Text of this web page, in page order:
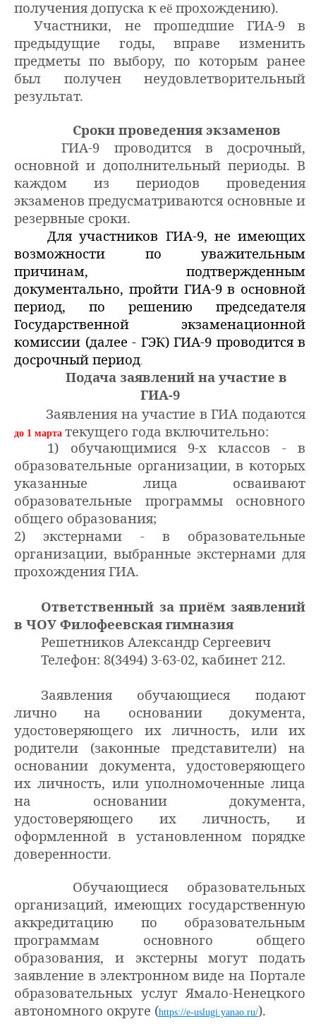
получения допуска к её прохождению).
Участники, не прошедшие ГИА-9 в
предыдущие годы, вправе изменить
предметы по выбору, по которым ранее
был получен неудовлетворительный
результат.
Сроки проведения экзаменов
ГИА-9 проводится в досрочный,
основной и дополнительный периоды. В
каждом из периодов проведения
экзаменов предусматриваются основные и
резервные сроки.
Для участников ГИА-9, не имеющих
возможности по уважительным
причинам, подтвержденным
документально, пройти ГИА-9 в основной
период, по решению председателя
Государственной экзаменационной
комиссии (далее - ГЭК) ГИА-9 проводится в
досрочный период.
Подача заявлений на участие в
ГИА-9
Заявления на участие в ГИА подаются
до 1 марта текущего года включительно:
1) обучающимися 9-х классов - в
образовательные организации, в которых
указанные лица осваивают
образовательные программы основного
общего образования;
2) экстернами - в образовательные
организации, выбранные экстернами для
прохождения ГИА.
Ответственный за приём заявлений
в ЧОУ Филофеевская гимназия
Решетников Александр Сергеевич
Телефон: 8(3494) 3-63-02, кабинет 212.
Заявления обучающиеся подают
лично на основании документа,
удостоверяющего их личность, или их
родители (законные представители) на
основании документа, удостоверяющего
их личность, или уполномоченные лица
на основании документа,
удостоверяющего их личность, и
оформленной в установленном порядке
доверенности.
Обучающиеся образовательных
организаций, имеющих государственную
аккредитацию по образовательным
программам основного общего
образования, и экстерны могут подать
заявление в электронном виде на Портале
образовательных услуг Ямало-Ненецкого
автономного округе (https://e-uslugi.yanao.ru/).